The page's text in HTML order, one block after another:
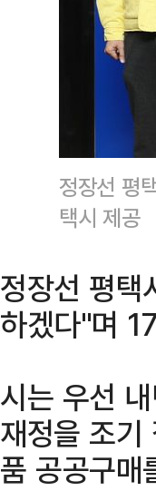
정장선 평
택시 제공
정장선 평택
하겠다"며
시는 우선
재정을 조기
품 공공구매